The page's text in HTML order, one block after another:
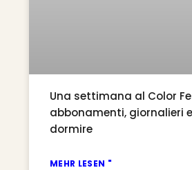
Una settimana al Color
abbonamenti, giornalieri
dormire
MEHR LESEN "